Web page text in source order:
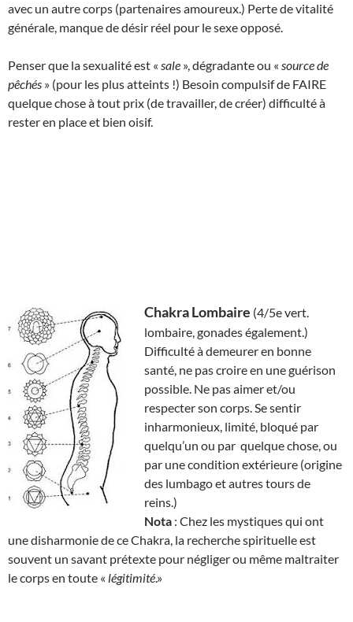
avec un autre corps (partenaires amoureux.) Perte de vitalité
générale, manque de désir réel pour le sexe opposé.
Penser que la sexualité est « sale », dégradante ou « source de
pêchés » (pour les plus atteints !) Besoin compulsif de FAIRE
quelque chose à tout prix (de travailler, de créer) difficulté à
rester en place et bien oisif.
Chakra Lombaire (4/5e vert.
lombaire, gonades également.)
Difficulté à demeurer en bonne
santé, ne pas croire en une guérison
possible. Ne pas aimer et/ou
respecter son corps. Se sentir
inharmonieux, limité, bloqué par
quelqu’un ou par quelque chose, ou
par une condition extérieure (origine
des lumbago et autres tours de
reins.)
Nota : Chez les mystiques qui ont
une disharmonie de ce Chakra, la recherche spirituelle est
souvent un savant prétexte pour négliger ou même maltraiter
le corps en toute « légitimité.»